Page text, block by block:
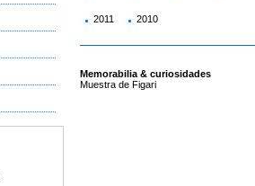
2011 2010
Memorabilia & curiosidades
Muestra de Figari